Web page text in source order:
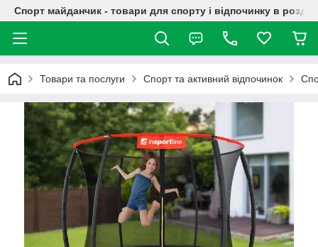
Спорт майданчик - товари для спорту і відпочинку в
Товари та послуги Спорт та активний відпочинок